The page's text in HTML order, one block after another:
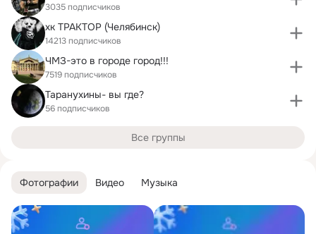
Фотографии Видео Музыка
3035 подписчиков
хк ТРАКТОР (Челябинск)
14213 подписчиков
ЧМЗ-это в городе город!!!
7519 подписчиков
Таранухины- вы где?
56 подписчиков
Все группы